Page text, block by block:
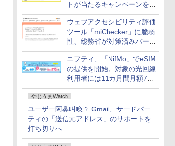
トが当たるキャンペーンをX
で実施。8月16日まで
ウェブアクセシビリティ評価
ツール「miChecker」に脆弱
性、総務省が対策済みバージ
ョンへの更新を呼び掛け
ニフティ、「NifMo」でeSIM
の提供を開始。対象の光回線
利用者には11カ月間月額770
円割引のキャンペーン
やじうまWatch
ユーザー阿鼻叫喚？ Gmail、サードパー
ティの「送信元アドレス」のサポートを
打ち切りへ